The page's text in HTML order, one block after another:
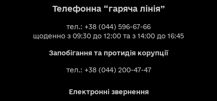
Телефонна “гаряча лінія”
тел.: +38 (044) 596-67-66
щоденно з 09:30 до 12:00 та з 14:00 до 16:45
Запобігання та протидія корупції
тел.: +38 (044) 200-47-47
Електронні звернення